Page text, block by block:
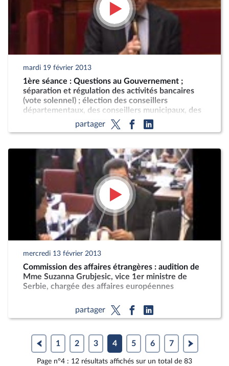
mardi 19 février 2013
1ère séance : Questions au Gouvernement ;
séparation et régulation des activités bancaires
(vote solennel) ; élection des conseillers
départementaux, des conseillers municipaux, des
délégués communautaires et modification du
calendrier électoral (loi ordi
partager
mercredi 13 février 2013
Commission des affaires étrangères : audition de
Mme Suzanna Grubjesic, vice 1er ministre de
Serbie, chargée des affaires européennes
partager
1 2 3 4 5 6 7
Page n°4 : 12 résultats affichés sur un total de 83